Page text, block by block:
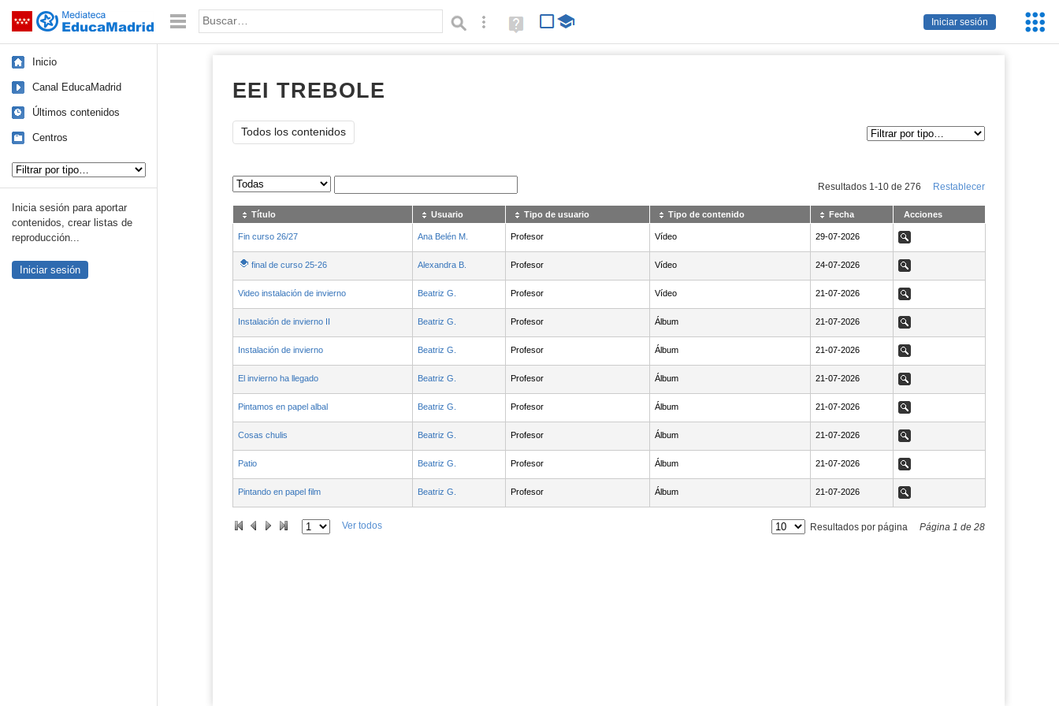
Saltar navegación
Iniciar sesión
Palabra o frase: Búsqueda avanzada
Ayuda
(en
Inicio
Canal EducaMadrid
Últimos contenidos
Centros
Inicia sesión para aportar
contenidos, crear listas de
reproducción...
Iniciar sesión
EEI TREBOLE
Todos los contenidos
Sus archivos Resultados 1 -10de 276 Restablecer
Título Usuario Tipo de usuario Tipo de contenido Fecha Acciones
Fin curso 26/27 Ana Belén M. Profesor Vídeo NaN29-07-2026
29-07-2026 Ver
final de curso 25-26 Alexandra B. Profesor Vídeo NaN24-07-2026
24-07-2026 Ver
Video instalación de invierno Beatriz G. Profesor Vídeo NaN21-07-2026
21-07-2026 Ver
Instalación de invierno II Beatriz G. Profesor Álbum NaN21-07-2026
21-07-2026 Ver
Instalación de invierno Beatriz G. Profesor Álbum NaN21-07-2026
21-07-2026 Ver
El invierno ha llegado Beatriz G. Profesor Álbum NaN21-07-2026
21-07-2026 Ver
Pintamos en papel albal Beatriz G. Profesor Álbum NaN21-07-2026
21-07-2026 Ver
Cosas chulis Beatriz G. Profesor Álbum NaN21-07-2026
21-07-2026 Ver
Patio Beatriz G. Profesor Álbum NaN21-07-2026
21-07-2026 Ver
Pintando en papel film Beatriz G. Profesor Álbum NaN21-07-2026
21-07-2026 Ver
Ver todos Resultados por página Página 1 de 28